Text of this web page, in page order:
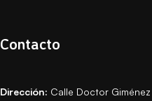
Contacto
Dirección: Calle Doctor